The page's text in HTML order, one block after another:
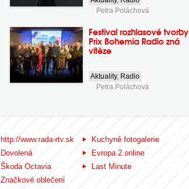
Petra Poláchová
Festival rozhlasové tvorby
Prix Bohemia Radio zná
vítěze
Aktuality, Radio
Petra Poláchová
http://www.rada-rtv.sk
Kuchyně fotogalerie
Dovolená
Evropa 2 online
Škoda Octavia
Last Minute
Značkové oblečení